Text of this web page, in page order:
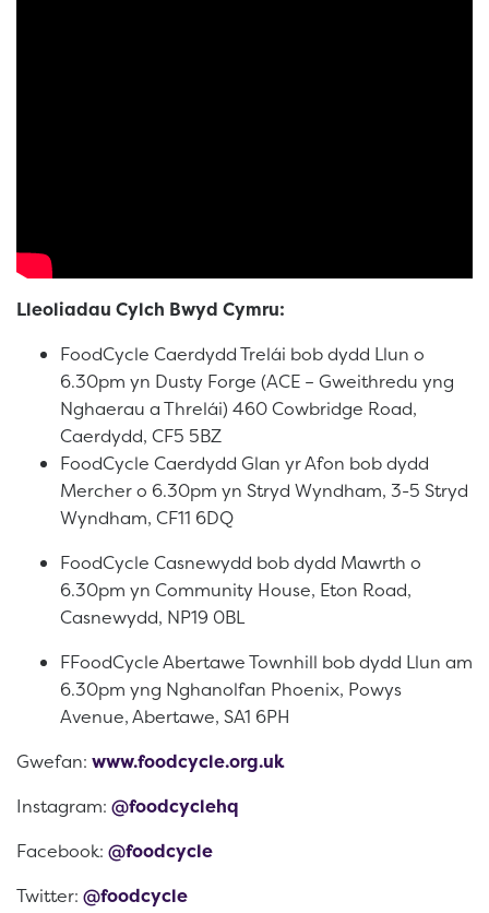
Lleoliadau Cylch Bwyd Cymru:
FoodCycle Caerdydd Trelái bob dydd Llun o
6.30pm yn Dusty Forge (ACE – Gweithredu yng
Nghaerau a Threlái) 460 Cowbridge Road,
Caerdydd, CF5 5BZ
FoodCycle Caerdydd Glan yr Afon bob dydd
Mercher o 6.30pm yn Stryd Wyndham, 3-5 Stryd
Wyndham, CF11 6DQ
FoodCycle Casnewydd bob dydd Mawrth o
6.30pm yn Community House, Eton Road,
Casnewydd, NP19 0BL
FFoodCycle Abertawe Townhill bob dydd Llun am
6.30pm yng Nghanolfan Phoenix, Powys
Avenue, Abertawe, SA1 6PH
Gwefan: www.foodcycle.org.uk
Instagram: @foodcyclehq
Facebook: @foodcycle
Twitter: @foodcycle